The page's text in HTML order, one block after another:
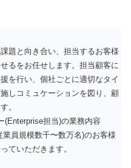
題と向き合い、担当するお客様
るをお任せします。担当顧客に
を行い、個社ごとに適切なタイ
しコミュケーションを図り、顧
。
(Enterprise担当)の業務内容
員規模数千〜数万名)のお客様
ていただきます。